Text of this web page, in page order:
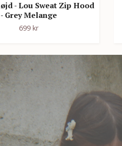
- Lou Sweat Zip Hood
- Grey Melange
699 kr